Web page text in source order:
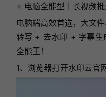
⭐ 电脑全能型｜长视频
电脑端高效首选，大文
转写 + 去水印 + 字幕生
全能王！
1、浏览器打开水印云官